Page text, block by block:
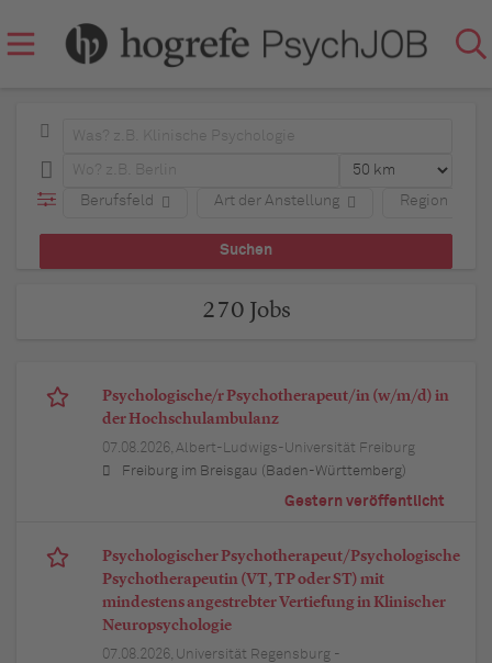
Berufsfeld Art der Anstellung Region
270 Jobs
Psychologische/r Psychotherapeut/in (w/m/d) in
der Hochschulambulanz
07.08.2026, Albert-Ludwigs-Universität Freiburg
Freiburg im Breisgau (Baden-Württemberg)
Gestern veröffentlicht
Psychologischer Psychotherapeut/Psychologische
Psychotherapeutin (VT, TP oder ST) mit
mindestens angestrebter Vertiefung in Klinischer
Neuropsychologie
07.08.2026, Universität Regensburg -